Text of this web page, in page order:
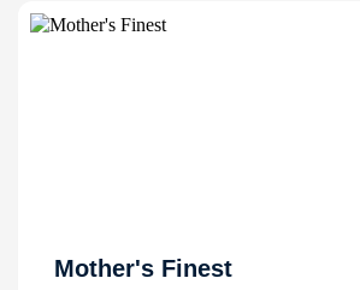
Mother's Finest